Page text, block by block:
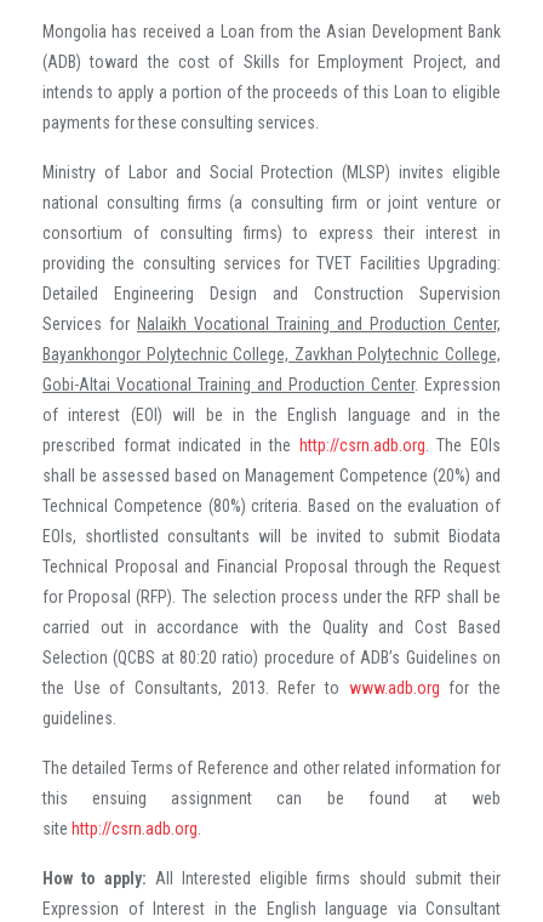
Mongolia has received a Loan from the Asian Development Bank
(ADB) toward the cost of Skills for Employment Project, and
intends to apply a portion of the proceeds of this Loan to eligible
payments for these consulting services.
Ministry of Labor and Social Protection (MLSP) invites eligible
national consulting firms (a consulting firm or joint venture or
consortium of consulting firms) to express their interest in
providing the consulting services for TVET Facilities Upgrading:
Detailed Engineering Design and Construction Supervision
Services for Nalaikh Vocational Training and Production Center,
Bayankhongor Polytechnic College, Zavkhan Polytechnic College,
Gobi-Altai Vocational Training and Production Center. Expression
of interest (EOI) will be in the English language and in the
prescribed format indicated in the
http://csrn.adb.org. The EOIs
shall be assessed based on Management Competence (20%) and
Technical Competence (80%) criteria. Based on the evaluation of
EOIs, shortlisted consultants will be invited to submit Biodata
Technical Proposal and Financial Proposal through the Request
for Proposal (RFP). The selection process under the RFP shall be
carried out in accordance with the Quality and Cost Based
Selection (QCBS at 80:20 ratio) procedure of ADB’s Guidelines on
the Use of Consultants, 2013. Refer to www.adb.org for the
guidelines.
The detailed Terms of Reference and other related information for
this ensuing assignment can be found at web
site http://csrn.adb.org.
How to apply: All Interested eligible firms should submit their
Expression of Interest in the English language via Consultant